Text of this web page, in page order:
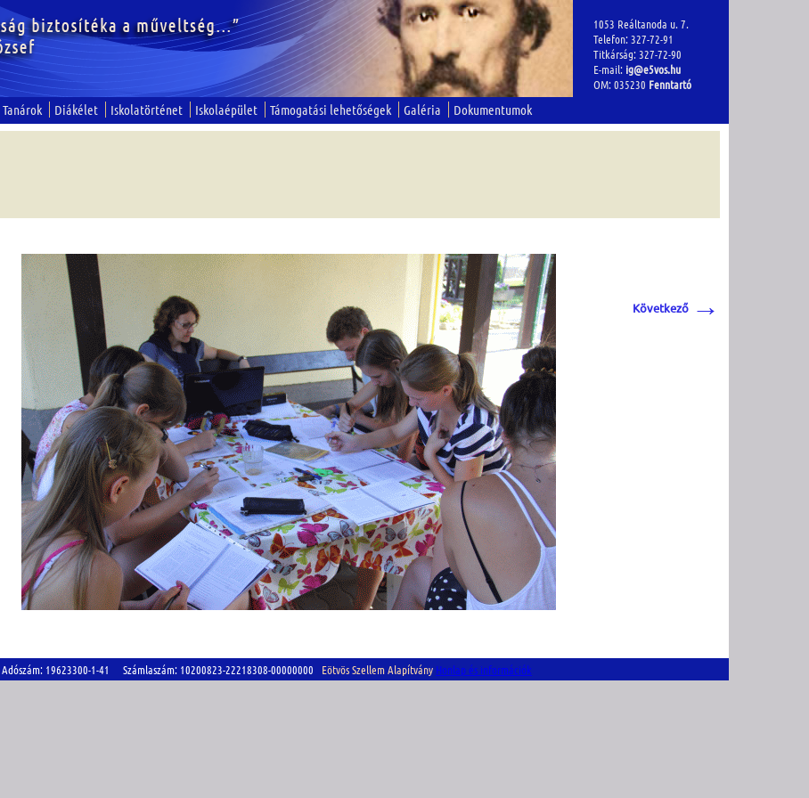
1053 Reáltanoda u. 7.
Telefon: 327-72-91
Titkárság: 327-72-90
E-mail: ig@e5vos.hu
OM: 035230 Fenntartó
Tanárok Diákélet Iskolatörténet Iskolaépület Támogatási lehetőségek Galéria Dokumentumok
Következő →
Adószám: 19623300-1-41 Számlaszám: 10200823-22218308-00000000 Eötvös Szellem Alapítvány Honlap és információk